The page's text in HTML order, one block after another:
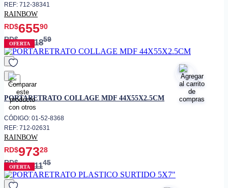
REF: 712-38341
RAINBOW
RD$65590
RD$1,01859
OFERTA
favorito
PORTARETRATO COLLAGE MDF 44X55X2.5CM
CÓDIGO: 01-52-8368
REF: 712-02631
RAINBOW
RD$97328
RD$1,51145
OFERTA